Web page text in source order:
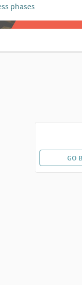
phases
GO